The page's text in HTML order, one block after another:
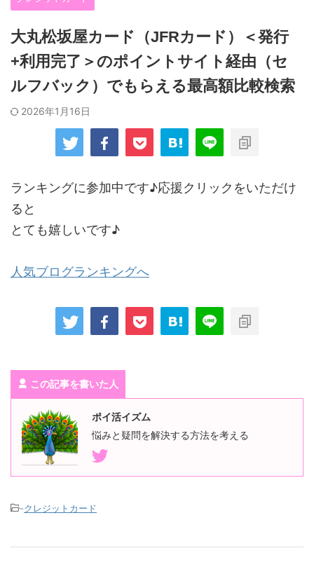
大丸松坂屋カード（JFRカード）＜発行
+利用完了＞のポイントサイト経由（セ
ルフバック）でもらえる最高額比較検索
2026年1月16日
ランキングに参加中です♪応援クリックをいただけ
ると
とても嬉しいです♪
人気ブログランキングへ
この記事を書いた人
ポイ活イズム
悩みと疑問を解決する方法を考える
-クレジットカード